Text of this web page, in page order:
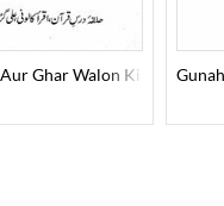
और हुकूमत के मसाइल
Ghar Walon Ki Islah Ki